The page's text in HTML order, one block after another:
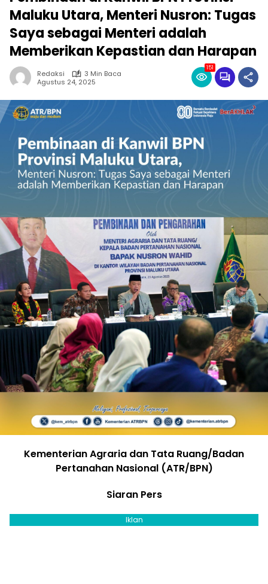
Maluku Utara, Menteri Nusron: Tugas
Saya sebagai Menteri adalah
Memberikan Kepastian dan Harapan
Redaksi
3 Min Baca
Agustus 24, 2025
151
Kementerian Agraria dan Tata Ruang/Badan
Pertanahan Nasional (ATR/BPN)
Siaran Pers
Iklan